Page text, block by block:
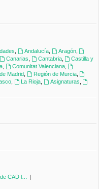
Andalucía, Aragón,
Canarias Cantabria,
Castilla y
, Comunitat Valenciana,
Madrid, Región de Murcia,
, La Rioja, Asignaturas
CAD l…